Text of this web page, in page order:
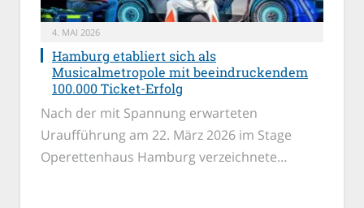
4. MAI 2026
Hamburg etabliert sich als
Musicalmetropole mit beeindruckendem
100.000 Ticket-Erfolg
Nach der mit Spannung erwarteten
Uraufführung am 22. März 2026 im Stage
Operettenhaus Hamburg verzeichnete…